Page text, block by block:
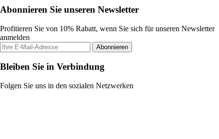
Abonnieren Sie unseren Newsletter
Profitieren Sie von 10% Rabatt, wenn Sie sich für unseren Newsletter
anmelden
Abonnieren
Bleiben Sie in Verbindung
Folgen Sie uns in den sozialen Netzwerken